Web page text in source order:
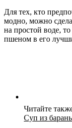
Для тех, кто
модно, можно
на простой воде,
пшеном в его
Читайте
Суп из